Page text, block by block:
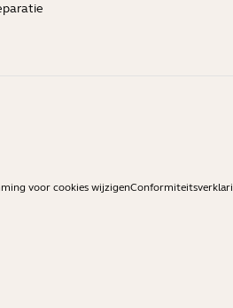
voor cookies wijzigen